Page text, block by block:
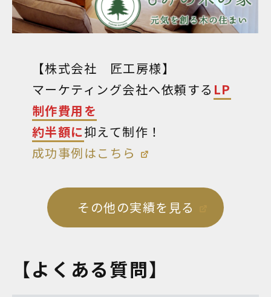
【株式会社 匠工房様】
マーケティング会社へ依頼する LP
制作費用を
約半額に抑えて制作！
成功事例はこちら
その他の実績を見る
【よくある質問】